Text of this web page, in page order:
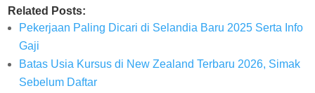
Related Posts:
Pekerjaan Paling Dicari di Selandia Baru 2025 Serta Info
Gaji
Batas Usia Kursus di New Zealand Terbaru 2026, Simak
Sebelum Daftar